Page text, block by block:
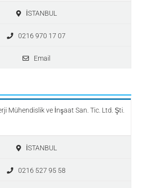
İSTANBUL
0216 970 17 07
Email
Mühendislik ve İnşaat San. Tic. Ltd. Şti.
İSTANBUL
0216 527 95 58